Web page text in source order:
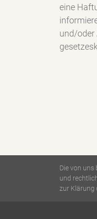
eine
und/oder
Die von
und
zur Klärung